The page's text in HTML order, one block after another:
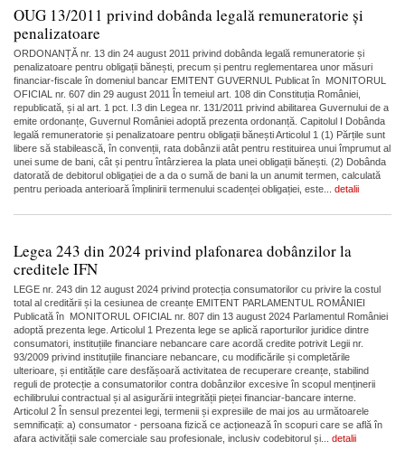
OUG 13/2011 privind dobânda legală remuneratorie și
penalizatoare
ORDONANȚĂ nr. 13 din 24 august 2011 privind dobânda legală remuneratorie și
penalizatoare pentru obligații bănești, precum și pentru reglementarea unor măsuri
financiar-fiscale în domeniul bancar EMITENT GUVERNUL Publicat în MONITORUL
OFICIAL nr. 607 din 29 august 2011 În temeiul art. 108 din Constituția României,
republicată, și al art. 1 pct. I.3 din Legea nr. 131/2011 privind abilitarea Guvernului de a
emite ordonanțe, Guvernul României adoptă prezenta ordonanță. Capitolul I Dobânda
legală remuneratorie și penalizatoare pentru obligații bănești Articolul 1 (1) Părțile sunt
libere să stabilească, în convenții, rata dobânzii atât pentru restituirea unui împrumut al
unei sume de bani, cât și pentru întârzierea la plata unei obligații bănești. (2) Dobânda
datorată de debitorul obligației de a da o sumă de bani la un anumit termen, calculată
pentru perioada anterioară împlinirii termenului scadenței obligației, este... detalii
Legea 243 din 2024 privind plafonarea dobânzilor la
creditele IFN
LEGE nr. 243 din 12 august 2024 privind protecția consumatorilor cu privire la costul
total al creditării și la cesiunea de creanțe EMITENT PARLAMENTUL ROMÂNIEI
Publicată în MONITORUL OFICIAL nr. 807 din 13 august 2024 Parlamentul României
adoptă prezenta lege. Articolul 1 Prezenta lege se aplică raporturilor juridice dintre
consumatori, instituțiile financiare nebancare care acordă credite potrivit Legii nr.
93/2009 privind instituțiile financiare nebancare, cu modificările și completările
ulterioare, și entitățile care desfășoară activitatea de recuperare creanțe, stabilind
reguli de protecție a consumatorilor contra dobânzilor excesive în scopul menținerii
echilibrului contractual și al asigurării integrității pieței financiar-bancare interne.
Articolul 2 În sensul prezentei legi, termenii și expresiile de mai jos au următoarele
semnificații: a) consumator - persoana fizică ce acționează în scopuri care se află în
afara activității sale comerciale sau profesionale, inclusiv codebitorul și... detalii